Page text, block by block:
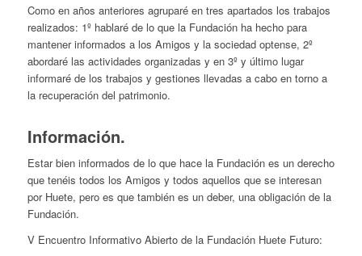
Como en años anteriores agruparé en tres apartados los trabajos
realizados: 1º hablaré de lo que la Fundación ha hecho para
mantener informados a los Amigos y la sociedad optense, 2º
abordaré las actividades organizadas y en 3º y último lugar
informaré de los trabajos y gestiones llevadas a cabo en torno a
la recuperación del patrimonio.
Información.
Estar bien informados de lo que hace la Fundación es un derecho
que tenéis todos los Amigos y todos aquellos que se interesan
por Huete, pero es que también es un deber, una obligación de la
Fundación.
V Encuentro Informativo Abierto de la Fundación Huete Futuro: